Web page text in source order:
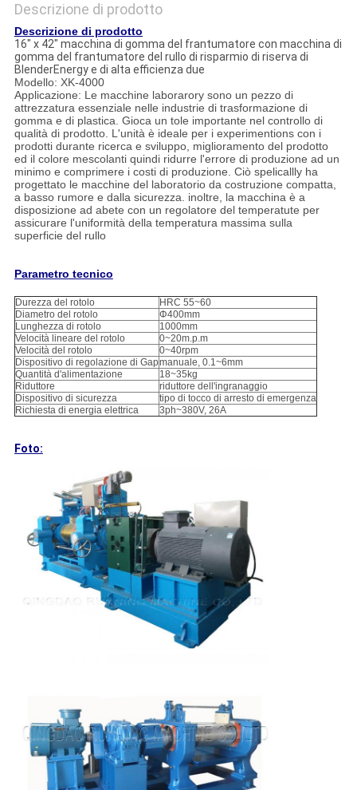
Descrizione di prodotto
Descrizione di prodotto
16" x 42" macchina di gomma del frantumatore con macchina di
gomma del frantumatore del rullo di risparmio di riserva di
BlenderEnergy e di alta efficienza due
Modello: XK-4000
Applicazione: Le macchine laborarory sono un pezzo di
attrezzatura essenziale nelle industrie di trasformazione di
gomma e di plastica. Gioca un tole importante nel controllo di
qualità di prodotto. L'unità è ideale per i experimentions con i
prodotti durante ricerca e sviluppo, miglioramento del prodotto
ed il colore mescolanti quindi ridurre l'errore di produzione ad un
minimo e comprimere i costi di produzione. Ciò spelicallly ha
progettato le macchine del laboratorio da costruzione compatta,
a basso rumore e dalla sicurezza. inoltre, la macchina è a
disposizione ad abete con un regolatore del temperatute per
assicurare l'uniformità della temperatura massima sulla
superficie del rullo
Parametro tecnico
Durezza del rotolo
HRC 55~60
Diametro del rotolo
Φ400mm
Lunghezza di rotolo
1000mm
Velocità lineare del rotolo
0~20m.p.m
Velocità del rotolo
0~40rpm
Dispositivo di regolazione di Gapmanuale, 0.1~6mm
Quantità d'alimentazione
18~35kg
Riduttore
riduttore dell'ingranaggio
Dispositivo di sicurezza
tipo di tocco di arresto di emergenza
Richiesta di energia elettrica
3ph~380V, 26A
Foto: